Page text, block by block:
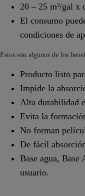
20 – 25 m²/gal x
El consumo
condiciones de
Estos son algunos de los
Producto listo
Impide la
Alta durabilidad
Evita la
No forman
De fácil
Base agua,
usuario.